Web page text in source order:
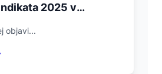
2025 v
objavi...